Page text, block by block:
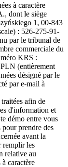
à caractère
dont le siège
1, 00-843
: 526-275-91-
par le tribunal de
commerciale du
KRS :
(entièrement
désigné par le
par e-mail à
afin de
d'information et
démo entre vous
prendre des
avant la
remplir les
relative au
caractère